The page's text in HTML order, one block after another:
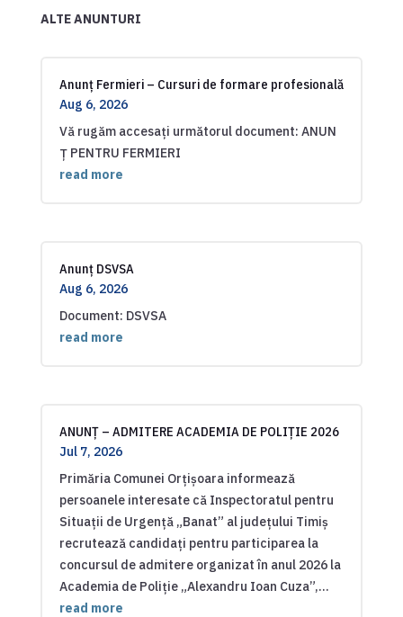
ALTE ANUNTURI
Anunț Fermieri – Cursuri de formare profesională
Aug 6, 2026
Vă rugăm accesați următorul document: ANUN
Ț PENTRU FERMIERI
read more
Anunț DSVSA
Aug 6, 2026
Document: DSVSA
read more
ANUNȚ – ADMITERE ACADEMIA DE POLIȚIE 2026
Jul 7, 2026
Primăria Comunei Orțișoara informează
persoanele interesate că Inspectoratul pentru
Situații de Urgență „Banat” al județului Timiș
recrutează candidați pentru participarea la
concursul de admitere organizat în anul 2026 la
Academia de Poliție „Alexandru Ioan Cuza”,...
read more